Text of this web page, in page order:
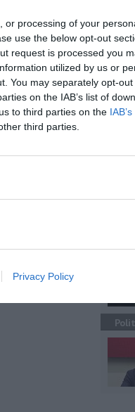
or processing of your
use the below opt-out
request is processed you
utilized by us or
You may separately opt-
on the IAB’s list of
to third parties on the
third parties.
Privacy Policy